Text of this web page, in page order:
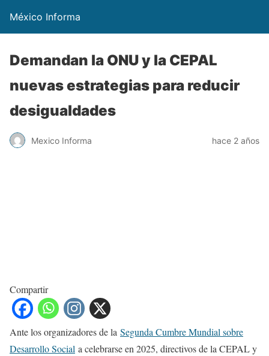
México Informa
Demandan la ONU y la CEPAL
nuevas estrategias para reducir
desigualdades
Mexico Informa hace 2 años
Compartir
Ante los organizadores de la Segunda Cumbre Mundial sobre
Desarrollo Social a celebrarse en 2025, directivos de la CEPAL y